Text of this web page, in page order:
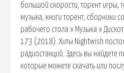
большой скорости, торент игры,
музыка, книги торент, сборники
рабочего стола » Музыка »
173 (2018). Хиты Nightwish
радиостанций. Здесь вы найдете
которые можете скачать или